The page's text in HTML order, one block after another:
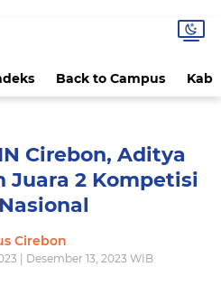
Back to Campus Kab
Cirebon, Aditya
Juara 2 Kompetisi
Cirebon
| Desember 13, 2023 WIB